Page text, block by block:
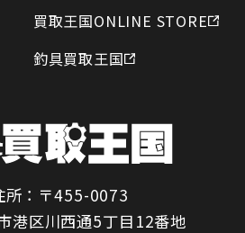
買取王国ONLINE STORE
釣具買取王国
所：〒455-0073
港区川西通5丁目12番地